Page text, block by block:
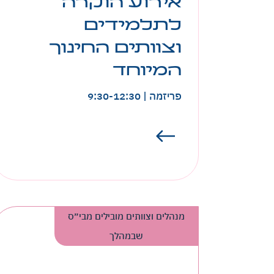
לתלמידים
וצוותים החינוך
המיוחד
פריזמה | 9:30-12:30
יום שיא, הצגת תוצרים של שימוש בכלי
בינה מלאכותית בהוראת חינוך לשוני.
מנהלים וצוותים מובילים מבי״ס
שבמהלך